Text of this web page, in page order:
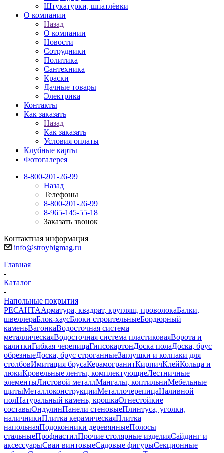
Штукатурки, шпатлёвки
О компании
Назад
О компании
Новости
Сотрудники
Политика
Сантехника
Краски
Дачные товары
Электрика
Контакты
Как заказать
Назад
Как заказать
Условия оплаты
Клубные карты
Фотогалерея
8-800-201-26-99
Назад
Телефоны
8-800-201-26-99
8-965-145-55-18
Заказать звонок
Контактная информация
info@stroybigmag.ru
Главная
-
Каталог
-
Напольные покрытия
РЕСАНТААрматура, квадрат, кругляш, проволокаБалки,
швеллераБлок-хаусБлоки строительныеБордюрный
каменьВагонкаВодосточная система
металлическаяВодосточная система пластиковаяВорота и
калиткиГибкая черепицаГипсокартонДоска полаДоска, брус
обрезныеДоска, брус строганныеЗаглушки и колпаки для
столбовИмитация брусаКерамогранитКирпичКлейКольца и
люкиКровельные ленты, комплектующиеЛестничные
элементыЛистовой металлМангалы, коптильниМебельные
щитыМеталлоконструкцииМеталлочерепицаНаливной
полНатуральный камень, крошкаОгнестойкие
составыОндулинПанели стеновыеПлинтуса, уголки,
наличникиПлитка керамическаяПлитка
напольнаяПодоконники деревянныеПолосы
стальныеПрофнастилПрочие столярные изделияСайдинг и
аксессуарыСваи винтовыеСадовые фигурыСекционные